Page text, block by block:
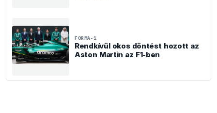
FORMA-1
Rendkívül okos döntést hozott az
Aston Martin az F1-ben